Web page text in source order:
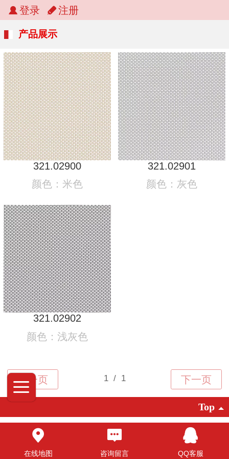
登录 注册
产品展示
321.02900
颜色：米色
321.02901
颜色：灰色
321.02902
颜色：浅灰色
Top
©2025 广东创明遮阳科技有限公司 版权
在线地图 咨询留言 QQ客服